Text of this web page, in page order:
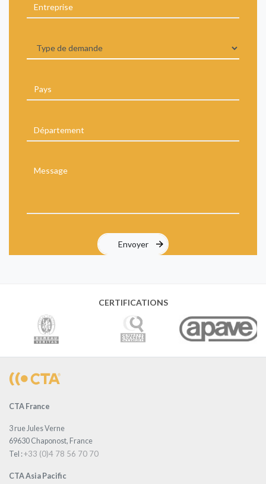
CERTIFICATIONS
CTA France
3 rue Jules Verne
69630 Chaponost, France
Tel :+33 (0)4 78 56 70 70
CTA Asia Pacific